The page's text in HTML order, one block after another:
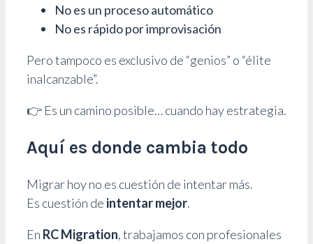
No es un proceso automático
No es rápido por improvisación
Pero tampoco es exclusivo de “genios” o “élite
inalcanzable”.
👉 Es un camino posible… cuando hay estrategia.
Aquí es donde cambia todo
Migrar hoy no es cuestión de intentar más.
Es cuestión de intentar mejor.
En RC Migration, trabajamos con profesionales